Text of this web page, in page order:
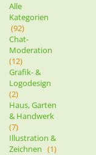
Alle
Kategorien
(92)
Chat-
Moderation
(12)
Grafik- &
Logodesign
(2)
Haus, Garten
& Handwerk
(7)
Illustration &
Zeichnen (1)